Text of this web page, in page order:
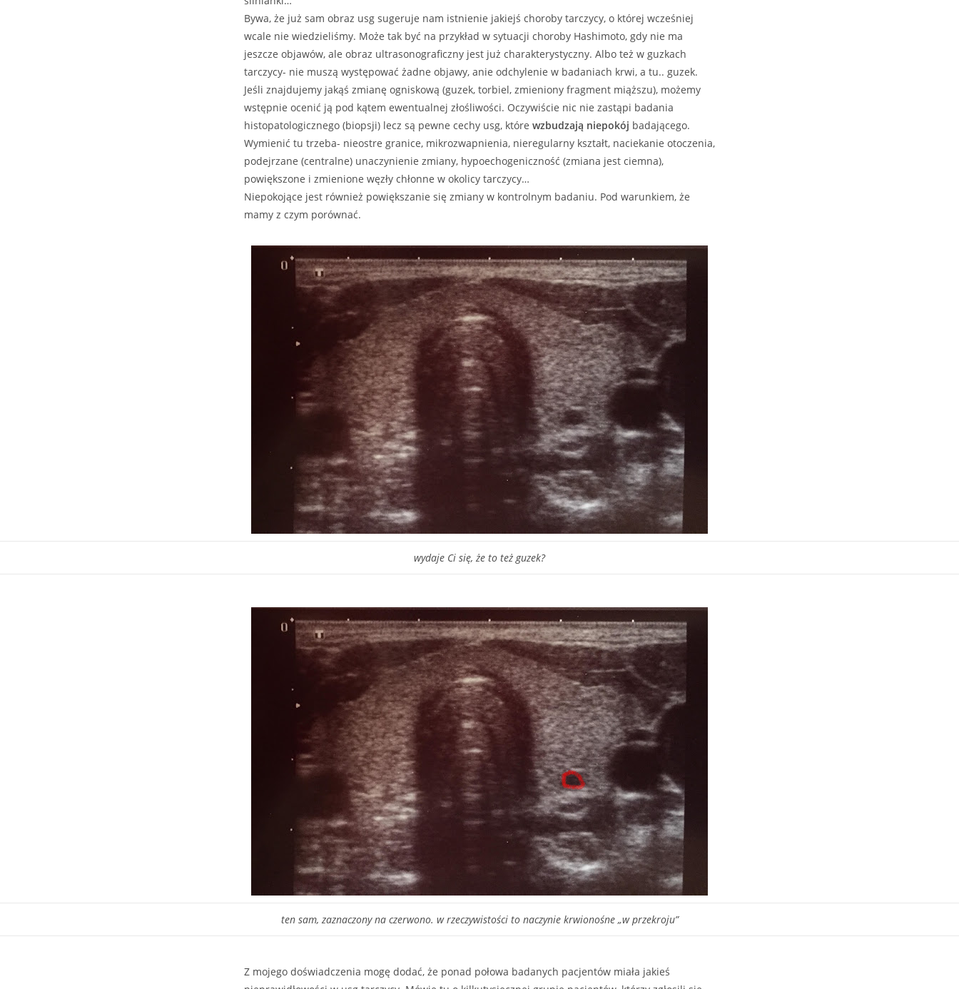
Bywa, że już sam obraz usg sugeruje nam istnienie jakiejś choroby tarczycy, o której wcześniej
wcale nie wiedzieliśmy. Może tak być na przykład w sytuacji choroby Hashimoto, gdy nie ma
jeszcze objawów, ale obraz ultrasonograficzny jest już charakterystyczny. Albo też w guzkach
tarczycy- nie muszą występować żadne objawy, anie odchylenie w badaniach krwi, a tu.. guzek.
Jeśli znajdujemy jakąś zmianę ogniskową (guzek, torbiel, zmieniony fragment miąższu), możemy
wstępnie ocenić ją pod kątem ewentualnej złośliwości. Oczywiście nic nie zastąpi badania
histopatologicznego (biopsji) lecz są pewne cechy usg, które wzbudzają niepokój badającego.
Wymienić tu trzeba- nieostre granice, mikrozwapnienia, nieregularny kształt, naciekanie otoczenia,
podejrzane (centralne) unaczynienie zmiany, hypoechogeniczność (zmiana jest ciemna),
powiększone i zmienione węzły chłonne w okolicy tarczycy…
Niepokojące jest również powiększanie się zmiany w kontrolnym badaniu. Pod warunkiem, że
mamy z czym porównać.
wydaje Ci się, że to też guzek?
ten sam, zaznaczony na czerwono. w rzeczywistości to naczynie krwionośne „w przekroju”
Z mojego doświadczenia mogę dodać, że ponad połowa badanych pacjentów miała jakieś